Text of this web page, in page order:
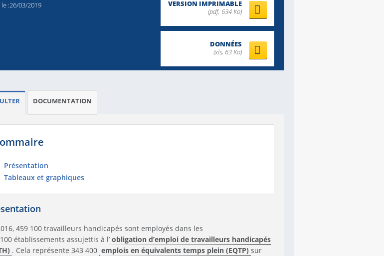
:26/03/2019
VERSION IMPRIMABLE
(pdf, 634 Ko)
DONNÉES
(xls, 63 Ko)
DOCUMENTATION
Présentation
Tableaux et graphiques
459 100 travailleurs handicapés sont employés dans les
établissements assujettis à l’ obligation d’emploi de travailleurs handicapés
. Cela représente 343 400 emplois en équivalents temps plein (EQTP) sur